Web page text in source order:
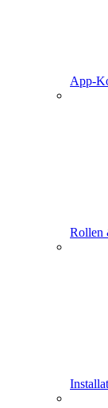
App-
Rollen